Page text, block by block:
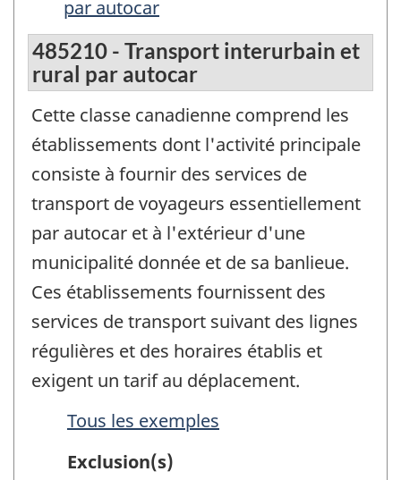
par autocar
485210 - Transport interurbain et
rural par autocar
Cette classe canadienne comprend les
établissements dont l'activité principale
consiste à fournir des services de
transport de voyageurs essentiellement
par autocar et à l'extérieur d'une
municipalité donnée et de sa banlieue.
Ces établissements fournissent des
services de transport suivant des lignes
régulières et des horaires établis et
exigent un tarif au déplacement.
Tous les exemples
Exclusion(s)